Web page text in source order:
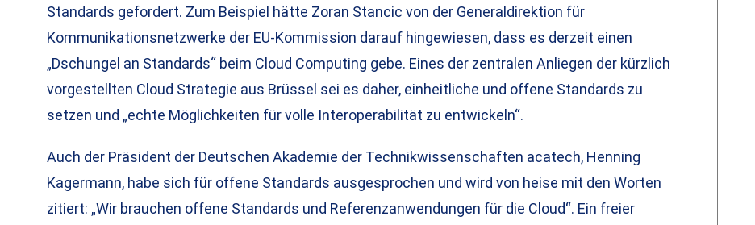
Standards gefordert. Zum Beispiel hätte Zoran Stancic von der Generaldirektion für
Kommunikationsnetzwerke der EU-Kommission darauf hingewiesen, dass es derzeit einen
„Dschungel an Standards“ beim Cloud Computing gebe. Eines der zentralen Anliegen der kürzlich
vorgestellten Cloud Strategie aus Brüssel sei es daher, einheitliche und offene Standards zu
setzen und „echte Möglichkeiten für volle Interoperabilität zu entwickeln“.
Auch der Präsident der Deutschen Akademie der Technikwissenschaften acatech, Henning
Kagermann, habe sich für offene Standards ausgesprochen und wird von heise mit den Worten
zitiert: „Wir brauchen offene Standards und Referenzanwendungen für die Cloud“. Ein freier